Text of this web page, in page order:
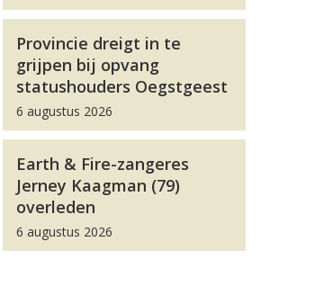
Provincie dreigt in te
grijpen bij opvang
statushouders Oegstgeest
6 augustus 2026
Earth & Fire-zangeres
Jerney Kaagman (79)
overleden
6 augustus 2026